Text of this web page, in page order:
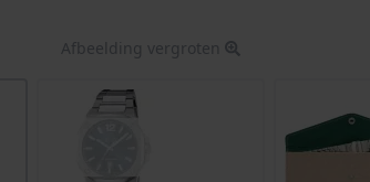
Afbeelding vergroten